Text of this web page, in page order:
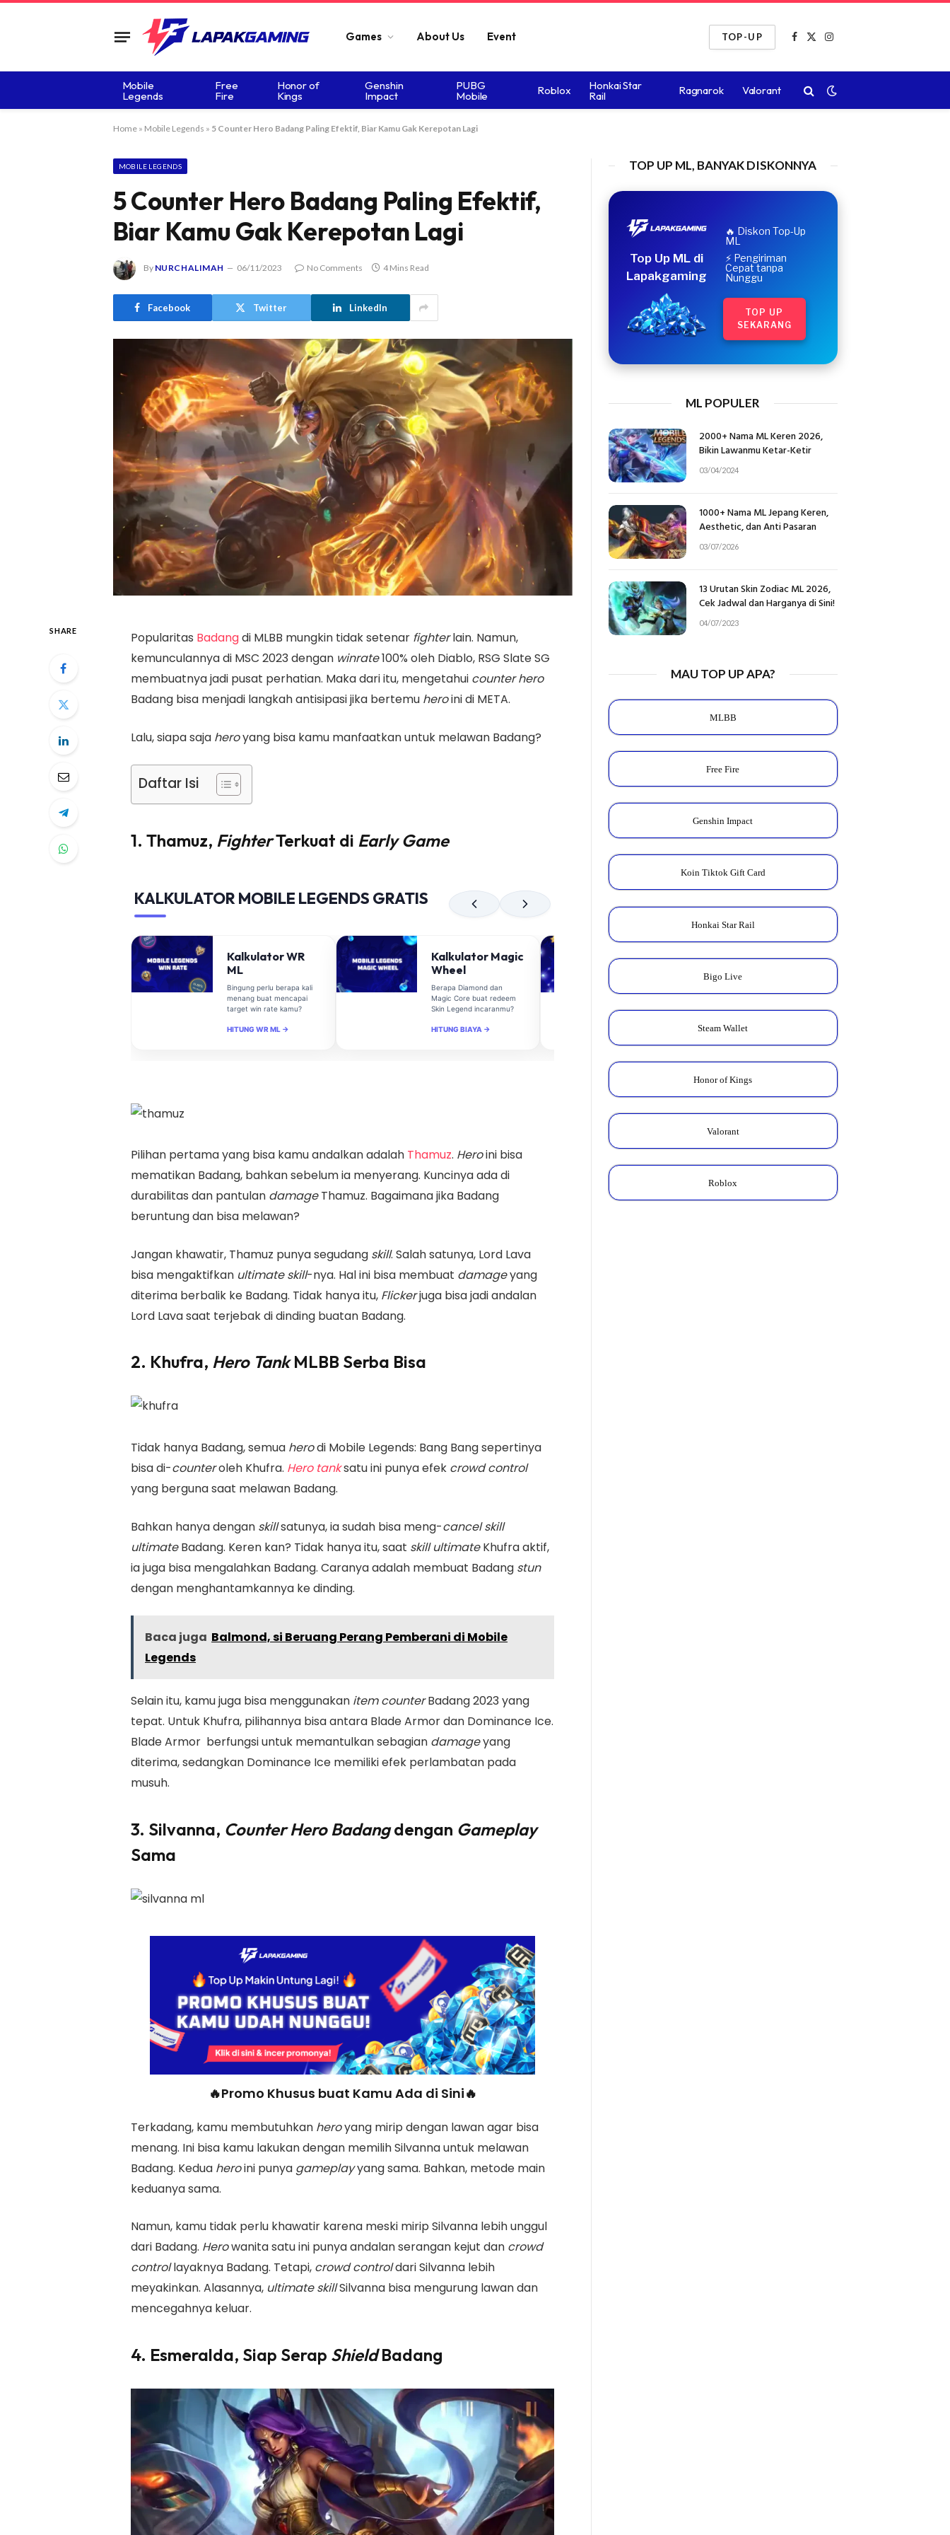
Games About Us Event TOP-UP
Facebook
X
Instagram
Mobile
Legends
Free
Fire
Honor of
Kings
Genshin
Impact
PUBG
Mobile Roblox Honkai Star
Rail Ragnarok Valorant
Home» Mobile Legends » 5 Counter Hero Badang Paling Efektif, Biar Kamu Gak Kerepotan Lagi
MOBILE LEGENDS
5 Counter Hero Badang Paling Efektif,
Biar Kamu Gak Kerepotan Lagi
By NURCHALIMAH 06/11/2023 No Comments 4 Mins Read
Facebook Twitter LinkedIn
SHARE Popularitas Badangdi MLBB mungkin tidak setenar fighterlain. Namun,
kemunculannya di MSC 2023 dengan winrate100% oleh Diablo, RSG Slate SG
membuatnya jadi pusat perhatian. Maka dari itu, mengetahui counter hero
Badang bisa menjadi langkah antisipasi jika bertemu heroini di META.
Lalu, siapa saja heroyang bisa kamu manfaatkan untuk melawan Badang?
Daftar Isi
1. Thamuz, FighterTerkuat di Early Game
KALKULATOR MOBILE LEGENDS GRATIS
Kalkulator WR
ML
Bingung perlu berapa kali
menang buat mencapai
target win rate kamu?
HITUNG WR ML →
Kalkulator Magic
Wheel
Berapa Diamond dan
Magic Core buat redeem
Skin Legend incaranmu?
HITUNG BIAYA →
Kalkulator Skin
koleksi Skin Zodiac favorit.
HITUNG HARGA →
Pilihan pertama yang bisa kamu andalkan adalah Thamuz. Heroini bisa
mematikan Badang, bahkan sebelum ia menyerang. Kuncinya ada di
durabilitas dan pantulan damageThamuz. Bagaimana jika Badang
beruntung dan bisa melawan?
Jangan khawatir, Thamuz punya segudang skill. Salah satunya, Lord Lava
bisa mengaktifkan ultimate skill-nya. Hal ini bisa membuat damageyang
diterima berbalik ke Badang. Tidak hanya itu, Flickerjuga bisa jadi andalan
Lord Lava saat terjebak di dinding buatan Badang.
2. Khufra, Hero TankMLBB Serba Bisa
Tidak hanya Badang, semua herodi Mobile Legends: Bang Bang sepertinya
bisa di-counteroleh Khufra. Hero tanksatu ini punya efek crowd control
yang berguna saat melawan Badang.
Bahkan hanya dengan skillsatunya, ia sudah bisa meng-cancel skill
ultimateBadang. Keren kan? Tidak hanya itu, saat skill ultimateKhufra aktif,
ia juga bisa mengalahkan Badang. Caranya adalah membuat Badang stun
dengan menghantamkannya ke dinding.
Baca juga Balmond, si Beruang Perang Pemberani di Mobile
Legends
Selain itu, kamu juga bisa menggunakan item counterBadang 2023 yang
tepat. Untuk Khufra, pilihannya bisa antara Blade Armor dan Dominance Ice.
Blade Armor berfungsi untuk memantulkan sebagian damageyang
diterima, sedangkan Dominance Ice memiliki efek perlambatan pada
musuh.
3. Silvanna, Counter Hero Badangdengan Gameplay
Sama
🔥Promo Khusus buat Kamu Ada di Sini🔥
Terkadang, kamu membutuhkan heroyang mirip dengan lawan agar bisa
menang. Ini bisa kamu lakukan dengan memilih Silvanna untuk melawan
Badang. Kedua heroini punya gameplayyang sama. Bahkan, metode main
keduanya sama.
Namun, kamu tidak perlu khawatir karena meski mirip Silvanna lebih unggul
dari Badang. Herowanita satu ini punya andalan serangan kejut dan crowd
controllayaknya Badang. Tetapi, crowd controldari Silvanna lebih
meyakinkan. Alasannya, ultimate skillSilvanna bisa mengurung lawan dan
mencegahnya keluar.
4. Esmeralda, Siap Serap ShieldBadang
TOP UP ML, BANYAK DISKONNYA
Top Up ML di
Lapakgaming
🔥 Diskon Top-Up
ML
⚡ Pengiriman
Cepat tanpa
Nunggu
TOP UP
SEKARANG
ML POPULER
2000+ Nama ML Keren 2026,
Bikin Lawanmu Ketar-Ketir
03/04/2024
1000+ Nama ML Jepang Keren,
Aesthetic, dan Anti Pasaran
03/07/2026
13 Urutan Skin Zodiac ML 2026,
Cek Jadwal dan Harganya di Sini!
04/07/2023
MAU TOP UP APA?
MLBB
Free Fire
Genshin Impact
Koin Tiktok Gift Card
Honkai Star Rail
Bigo Live
Steam Wallet
Honor of Kings
Valorant
Roblox